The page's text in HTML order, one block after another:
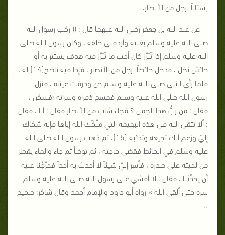
بستاناً لرجل من الأنصار،
عن عبد الله بن جعفر رضي الله عنهما قال : (( ركب رسول الله
صلى الله عليه وسلم بغلته وأردفني خلفه ، وكان رسول الله صلى
الله عليه وسلم إذا تَبَرّز كان أحب ما تَبَرّز فيه هدف يستتر به أو
حائش نخل ، فدخل حائطاً لرجل من الأنصار ، فإذا فيه ناضح[14] له ،
فلما رأى النبي صلى الله عليه وسلم حن وذرفت عيناه ، فنزل
رسول الله صلى الله عليه وسلم فمسح ذفراه وسراته ؛فسكن ،
فقال : من رَبُّ هذا الجمل ؟ فجاء شاب من الأنصار فقال : أنا ، فقال
: ألا تتقي الله في هذه البهيمة التي ملَّكَكَ الله إياها فإنه شكاك
إليّ وزعم أنك تجيعه وتدئبه [15]، ثم ذهب رسول الله صلى الله
عليه وسلم في الحائط فقضى حاجته ، ثم توضأ ثم جاء والماء يقطر
من لحيته على صدره ، فأسر إليَّ شيئاً لا أحدث به أحداً فحرَّجْنا عليه
أن يحدَّثنا ، فقال : لا أفشي على رسول الله صلى الله عليه وسلم
سره حتى ألقى الله » رواه أبو داود والإمام أحمد وقال شاكر: صحيح
..